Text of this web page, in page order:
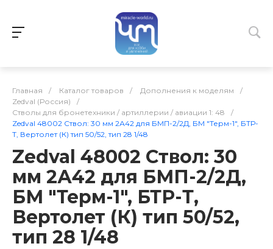
Главная / Каталог товаров / Дополнения к моделям
/
Zedval (Россия)
/
Стволы для бронетехники / артиллерии / авиации 1: 48
/
Zedval 48002 Ствол: 30 мм 2А42 для БМП-2/2Д, БМ "Терм-1", БТР-
Т, Вертолет (К) тип 50/52, тип 28 1/48
Zedval 48002 Ствол: 30
мм 2А42 для БМП-2/2Д,
БМ "Терм-1", БТР-Т,
Вертолет (К) тип 50/52,
тип 28 1/48